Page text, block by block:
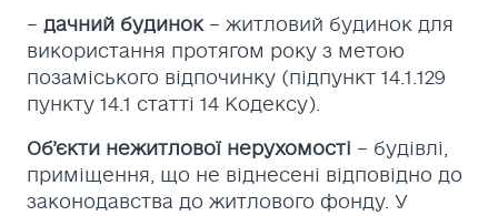
– дачний будинок– житловий будинок для
використання протягом року з метою
позаміського відпочинку (підпункт 14.1.129
пункту 14.1 статті 14 Кодексу).
Об’єкти нежитлової нерухомості – будівлі,
приміщення, що не віднесені відповідно до
законодавства до житлового фонду. У